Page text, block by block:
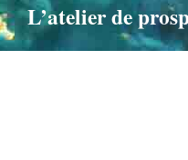
L’atelier de